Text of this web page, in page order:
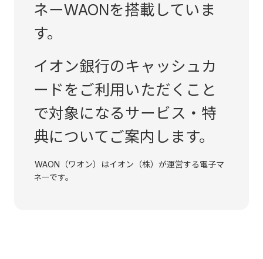
ネーWAONを搭載していま
す。
イオン銀行のキャッシュカ
ードをご利用いただくこと
で対象になるサービス・特
典についてご案内します。
WAON（ワオン）はイオン（株）が運営する電子マ
ネーです。